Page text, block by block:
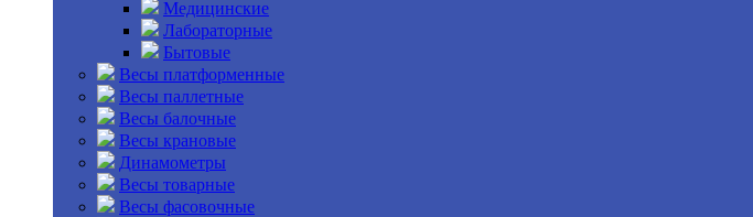
Медицинские
Лабораторные
Бытовые
Весы платформенные
Весы паллетные
Весы балочные
Весы крановые
Динамометры
Весы товарные
Весы фасовочные